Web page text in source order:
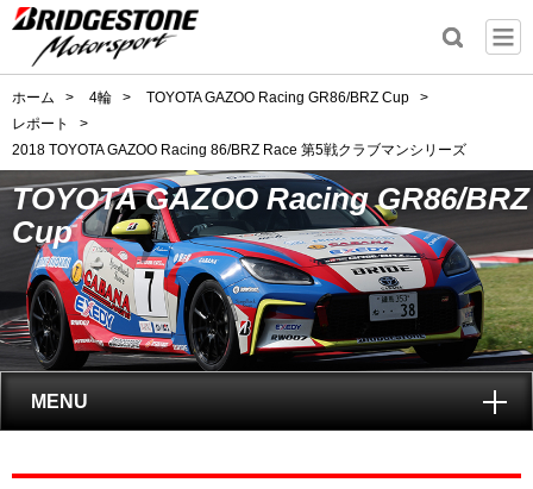
ホーム > 4輪 > TOYOTA GAZOO Racing GR86/BRZ Cup
>
レポート
>
2018 TOYOTA GAZOO Racing 86/BRZ Race 第5戦クラブマンシリーズ
TOYOTA GAZOO Racing GR86/BRZ
Cup
MENU